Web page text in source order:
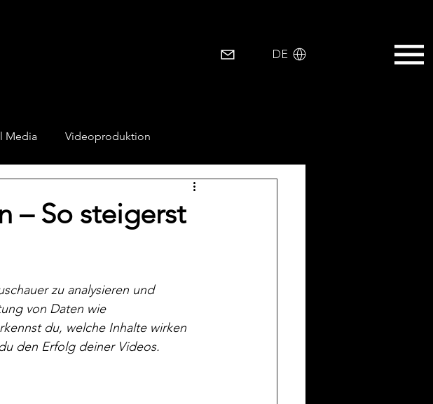
EN
DE
Media Videoproduktion
– So steigerst
zu analysieren und
von Daten wie
du, welche Inhalte wirken
den Erfolg deiner Videos.